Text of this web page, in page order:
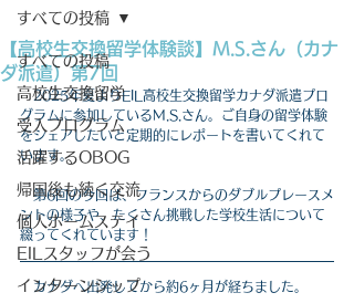
すべての投稿
高校生交換留学
受入プログラム
活躍するOBOG
帰国後も続く交流
個人ホームステイ
EILスタッフが会う
インターンシップ
すべての投稿
【高校生交換留学体験談】M.S.さん（カナ
ダ派遣）第7回
2025年夏よりEIL高校生交換留学カナダ派遣プロ
グラムに参加しているM.S.さん。ご自身の留学体験
をシェアしたいと定期的にレポートを書いてくれて
います。
第6回の今回は、フランスからのダブルプレースメ
ントの様子や、たくさん挑戦した学校生活について
綴ってくれています！
カナダへ出発してから約6ヶ月が経ちました。